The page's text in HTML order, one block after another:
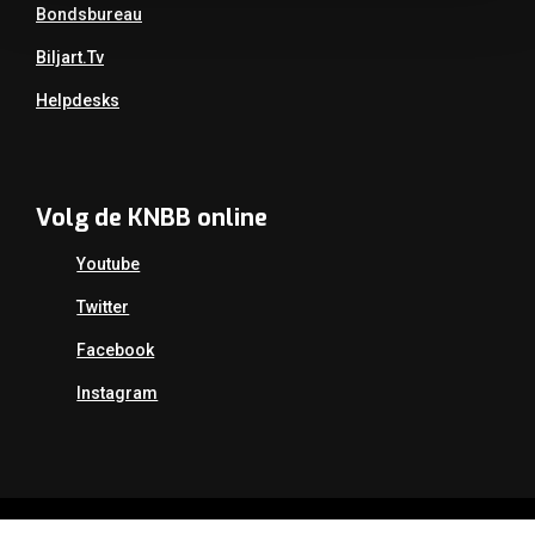
Bondsbureau
Biljart.tv
Helpdesks
Volg de KNBB online
Youtube
Twitter
Facebook
Instagram